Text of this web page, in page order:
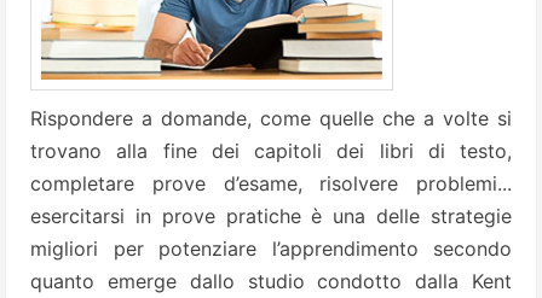
Rispondere a domande, come quelle che a volte si
trovano alla fine dei capitoli dei libri di testo,
completare prove d’esame, risolvere problemi...
esercitarsi in prove pratiche è una delle strategie
migliori per potenziare l’apprendimento secondo
quanto emerge dallo studio condotto dalla Kent